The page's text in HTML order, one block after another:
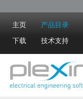
主页 产品目录
下载 技术支持